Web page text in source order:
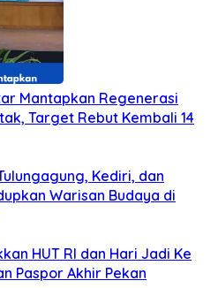
Mantapkan Regenerasi
Target Rebut Kembali 14
Kediri, dan
Warisan Budaya di
HUT RI dan Hari Jadi Ke
Paspor Akhir Pekan